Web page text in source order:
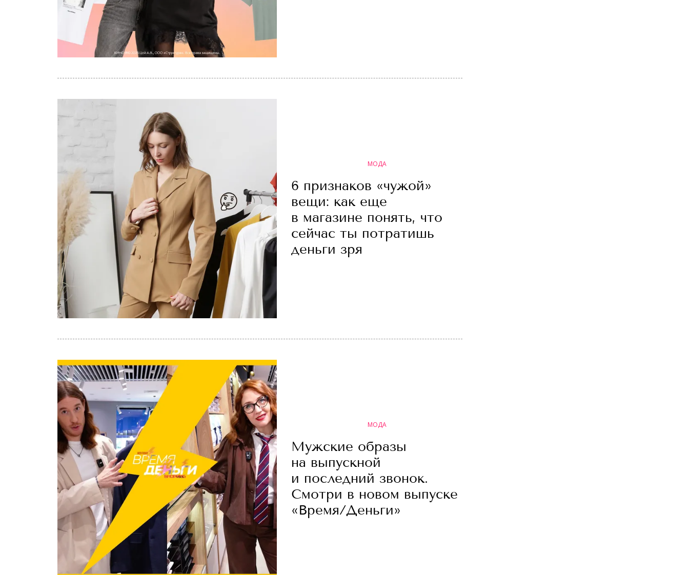
МОДА
6 признаков «чужой»
вещи: как еще
в магазине понять, что
сейчас ты потратишь
деньги зря
МОДА
Мужские образы
на выпускной
и последний звонок.
Смотри в новом выпуске
«Время/Деньги»